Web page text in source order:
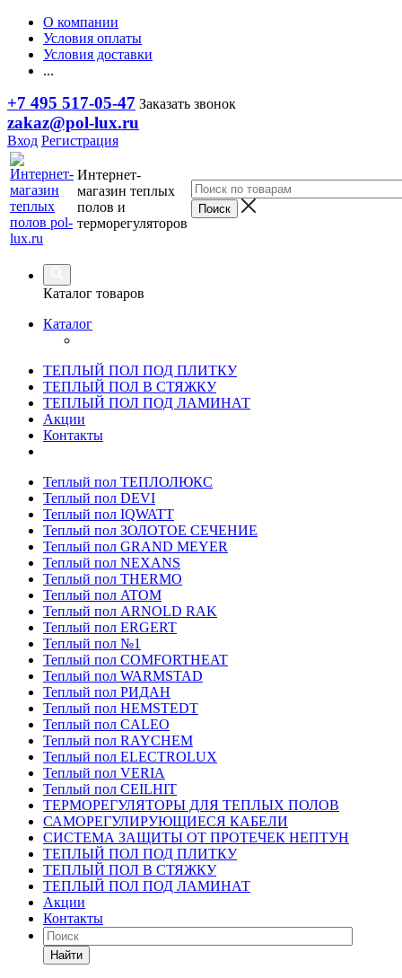
О компании
Условия оплаты
Условия доставки
...
+7 495 517-05-47 Заказать звонок
zakaz@pol-lux.ru
Вход Регистрация
Интернет-
магазин теплых
полов и
терморегуляторов
Каталог товаров
Каталог
ТЕПЛЫЙ ПОЛ ПОД ПЛИТКУ
ТЕПЛЫЙ ПОЛ В СТЯЖКУ
ТЕПЛЫЙ ПОЛ ПОД ЛАМИНАТ
Акции
Контакты
Теплый пол ТЕПЛОЛЮКС
Теплый пол DEVI
Теплый пол IQWATT
Теплый пол ЗОЛОТОЕ СЕЧЕНИЕ
Теплый пол GRAND MEYER
Теплый пол NEXANS
Теплый пол THERMO
Теплый пол ATOM
Теплый пол ARNOLD RAK
Теплый пол ERGERT
Теплый пол №1
Теплый пол COMFORTHEAT
Теплый пол WARMSTAD
Теплый пол РИДАН
Теплый пол HEMSTEDT
Теплый пол CALEO
Теплый пол RAYCHEM
Теплый пол ELECTROLUX
Теплый пол VERIA
Теплый пол CEILHIT
ТЕРМОРЕГУЛЯТОРЫ ДЛЯ ТЕПЛЫХ ПОЛОВ
САМОРЕГУЛИРУЮЩИЕСЯ КАБЕЛИ
СИСТЕМА ЗАЩИТЫ ОТ ПРОТЕЧЕК НЕПТУН
ТЕПЛЫЙ ПОЛ ПОД ПЛИТКУ
ТЕПЛЫЙ ПОЛ В СТЯЖКУ
ТЕПЛЫЙ ПОЛ ПОД ЛАМИНАТ
Акции
Контакты
Найти